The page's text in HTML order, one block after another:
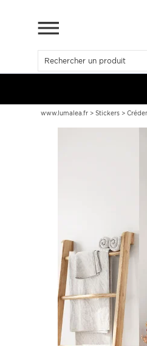
www.lumalea.fr >Stickers >